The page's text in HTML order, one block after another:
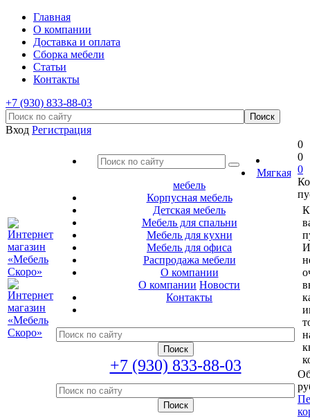
Главная
О компании
Доставка и оплата
Сборка мебели
Статьи
Контакты
+7 (930) 833-88-03
Вход Регистрация
Мягкая
мебель
Корпусная мебель
Детская мебель
Мебель для спальни
Мебель для кухни
Мебель для офиса
Распродажа мебели
О компании
О компании Новости
Контакты
+7 (930) 833-88-03
0
0
0